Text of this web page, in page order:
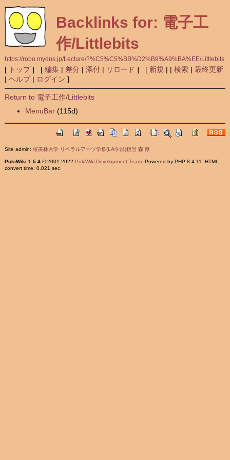
Backlinks for: 電子工
作/Littlebits
https://robo.mydns.jp/Lecture/?%C5%C5%BB%D2%B9%A9%BA%EE/Littlebits
[ トップ] [ 編集| 差分 | 添付| リロード ] [ 新規 | | 検索| 最終更新
| ヘルプ| ログイン ]
Return to 電子工作/Littlebits
MenuBar(115d)
Site admin: 桜美林大学 リベラルアーツ学群(LA学群)担当 森 厚
PukiWiki 1.5.4© 2001-2022 PukiWiki Development Team. Powered by PHP 8.4.11. HTML
convert time: 0.021 sec.